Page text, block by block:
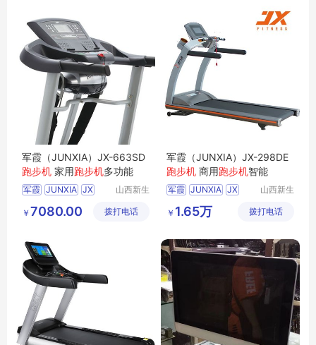
军霞（JUNXIA）JX-663SD
跑步机 家用跑步机多功能
军霞 JUNXIA JX
军霞跑步机
山西新生
材有限公
￥ 7080.00 拨打电话
军霞（JUNXIA）JX-298DE
跑步机 商用跑步机智能
军霞 JUNXIA JX
军霞跑步机
山西新生
材有限公
￥ 1.65万 拨打电话